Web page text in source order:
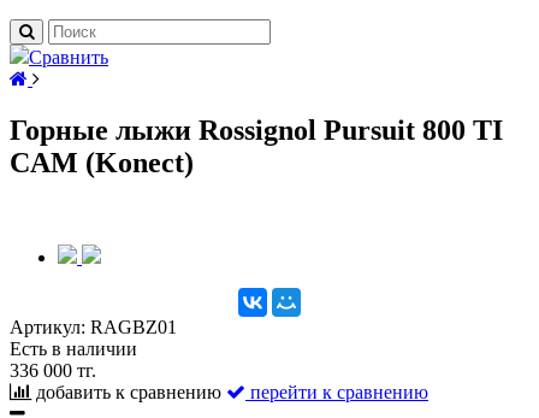
Сравнить
Горные лыжи Rossignol Pursuit 800 TI
CAM (Konect)
Артикул: RAGBZ01
Есть в наличии
336 000 тг.
добавить к сравнению
перейти к сравнению